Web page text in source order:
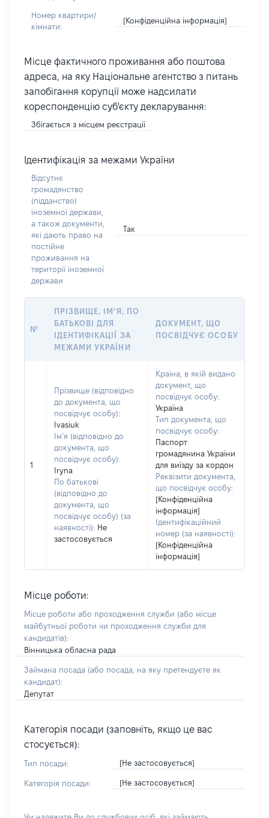
Номер квартири/
кімнати:
[Конфіденційна інформація]
Місце фактичного проживання або поштова
адреса, на яку Національне агентство з питань
запобігання корупції може надсилати
кореспонденцію суб'єкту декларування:
Збігається з місцем реєстрації
Ідентифікація за межами України
Відсутнє
громадянство
(підданство)
іноземної держави,
а також документи,
які дають право на
постійне
проживання на
території іноземної
держави
Так
№
ПРІЗВИЩЕ, ІМ’Я, ПО
БАТЬКОВІ ДЛЯ
ІДЕНТИФІКАЦІЇ ЗА
МЕЖАМИ УКРАЇНИ
ДОКУМЕНТ, ЩО
ПОСВІДЧУЄ ОСОБУ
1
Прізвище (відповідно
до документа, що
посвідчує особу):
Ivasiuk
Ім’я (відповідно до
документа, що
посвідчує особу):
Iryna
По батькові
(відповідно до
документа, що
посвідчує особу) (за
наявності): Не
застосовується
Країна, в якій видано
документ, що
посвідчує особу:
Україна
Тип документа, що
посвідчує особу:
Паспорт
громадянина України
для виїзду за кордон
Реквізити документа,
що посвідчує особу:
[Конфіденційна
інформація]
Ідентифікаційний
номер (за наявності):
[Конфіденційна
інформація]
Місце роботи:
Місце роботи або проходження служби (або місце
майбутньої роботи чи проходження служби для
кандидатів):
Вінницька обласна рада
Займана посада (або посада, на яку претендуєте як
кандидат):
Депутат
Категорія посади (заповніть, якщо це вас
стосується):
Тип посади: [Не застосовується]
Категорія посади: [Не застосовується]